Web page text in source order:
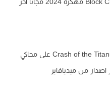
تحميل لعبة كراش اوف ذا تايتنز Crash of the Titans على محاكي